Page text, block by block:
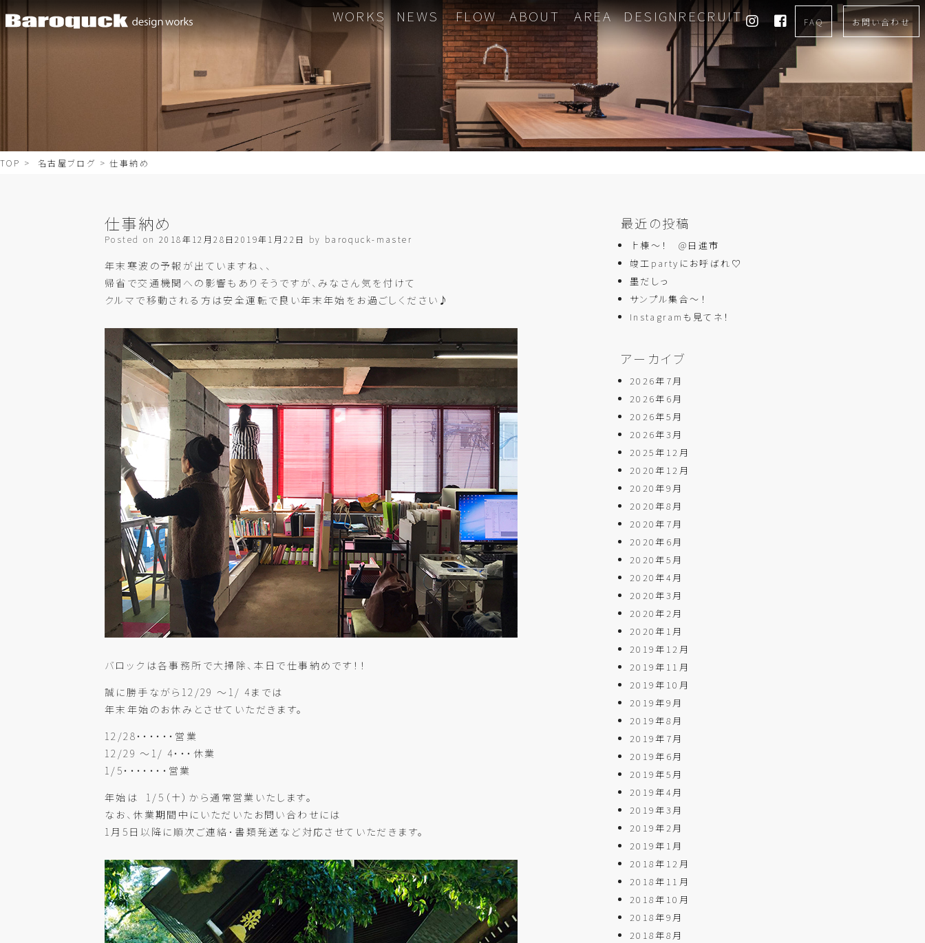
WORKS NEWS FLOW ABOUT AREA DESIGNRECRUIT FAQ お問い合わせ
TOP > 名古屋ブログ > 仕事納め
仕事納め
Posted on2018年12月28日2019年1月22日 by baroquck-master
年末寒波の予報が出ていますね、、
帰省で交通機関への影響もありそうですが、みなさん気を付けて
クルマで移動される方は安全運転で良い年末年始をお過ごしください♪
バロックは各事務所で大掃除、本日で仕事納めです！！
誠に勝手ながら12/29 ～1/ 4までは
年末年始のお休みとさせていただきます。
12/28・・・・・・営業
12/29 ～1/ 4・・・休業
1/5・・・・・・・営業
年始は 1/5（土）から通常営業いたします。
なお、休業期間中にいただいたお問い合わせには
1月5日以降に順次ご連絡･書類発送など対応させていただきます。
最近の投稿
上棟～！ @日進市
竣工partyにお呼ばれ♡
墨だしっ
サンプル集合～！
Instagramも見てネ！
アーカイブ
2026年7月
2026年6月
2026年5月
2026年3月
2025年12月
2020年12月
2020年9月
2020年8月
2020年7月
2020年6月
2020年5月
2020年4月
2020年3月
2020年2月
2020年1月
2019年12月
2019年11月
2019年10月
2019年9月
2019年8月
2019年7月
2019年6月
2019年5月
2019年4月
2019年3月
2019年2月
2019年1月
2018年12月
2018年11月
2018年10月
2018年9月
2018年8月